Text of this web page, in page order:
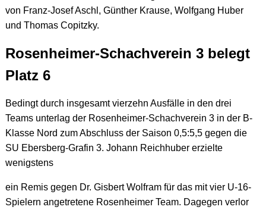
von Franz-Josef Aschl, Günther Krause, Wolfgang Huber
und Thomas Copitzky.
Rosenheimer-Schachverein 3 belegt
Platz 6
Bedingt durch insgesamt vierzehn Ausfälle in den drei
Teams unterlag der Rosenheimer-Schachverein 3 in der B-
Klasse Nord zum Abschluss der Saison 0,5:5,5 gegen die
SU Ebersberg-Grafin 3. Johann Reichhuber erzielte
wenigstens
ein Remis gegen Dr. Gisbert Wolfram für das mit vier U-16-
Spielern angetretene Rosenheimer Team. Dagegen verlor